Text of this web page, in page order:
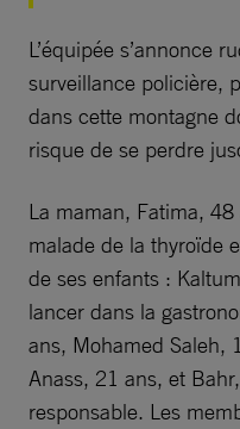
L’équipée s’annonce
surveillance policière,
dans cette montagne
risque de se perdre
La maman, Fatima, 48
malade de la thyroïde
de ses enfants :
lancer dans la
ans, Mohamed Saleh,
Anass, 21 ans, et
responsable. Les